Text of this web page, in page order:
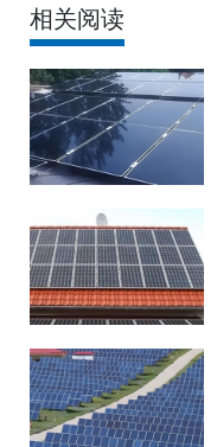
相关阅读